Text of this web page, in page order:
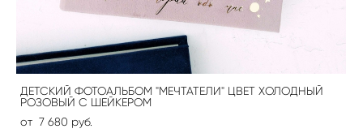
ДЕТСКИЙ ФОТОАЛЬБОМ "МЕЧТАТЕЛИ" ЦВЕТ ХОЛОДНЫЙ
РОЗОВЫЙ С ШЕЙКЕРОМ
от 7 680 pуб.